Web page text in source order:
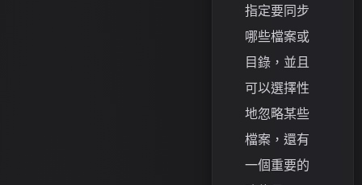
指定要同步
哪些檔案或
目錄，並且
可以選擇性
地忽略某些
檔案，還有
一個重要的